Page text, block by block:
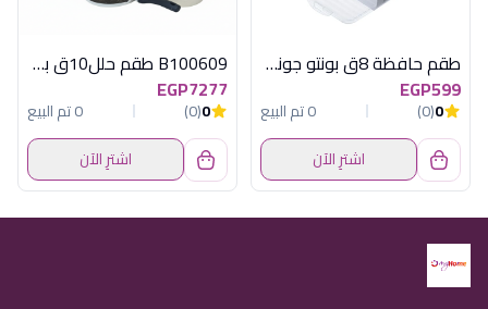
طقم حافظة 8ق بونتو جوندول G-880
EGP599
0
(0)
0 تم البيع
اشترِ الآن
B100609 طقم حلل10ق بطوط اوف وايت اكسفورد
EGP7277
0
(0)
0 تم البيع
اشترِ الآن